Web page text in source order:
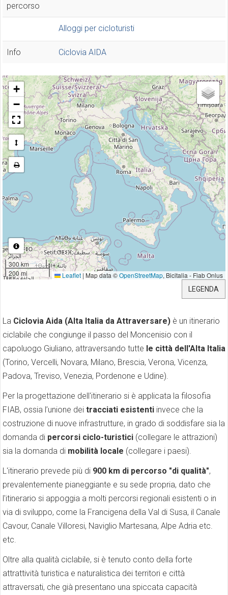
percorso
Alloggi per cicloturisti
Info Ciclovia AIDA
+
−
300 km
200 mi
Leaflet | Map data ©OpenStreetMap, Bicitalia - Fiab Onlus
LEGENDA
La Ciclovia Aida (Alta Italia da Attraversare) è un itinerario
ciclabile che congiunge il passo del Moncenisio con il
capoluogo Giuliano, attraversando tutte le città dell'Alta Italia
(Torino, Vercelli, Novara, Milano, Brescia, Verona, Vicenza,
Padova, Treviso, Venezia, Pordenone e Udine).
Per la progettazione dell'itinerario si è applicata la filosofia
FIAB, ossia l’unione dei tracciati esistenti invece che la
costruzione di nuove infrastrutture, in grado di soddisfare sia la
domanda di percorsi ciclo-turistici (collegare le attrazioni)
sia la domanda di mobilità locale (collegare i paesi).
L'itinerario prevede più di 900 km di percorso "di qualità",
prevalentemente pianeggiante e su sede propria, dato che
l'itinerario si appoggia a molti percorsi regionali esistenti o in
via di sviluppo, come la Francigena della Val di Susa, il Canale
Cavour, Canale Villoresi, Naviglio Martesana, Alpe Adria etc.
etc.
Oltre alla qualità ciclabile, si è tenuto conto della forte
attrattività turistica e naturalistica dei territori e città
attraversati, che già presentano una spiccata capacità